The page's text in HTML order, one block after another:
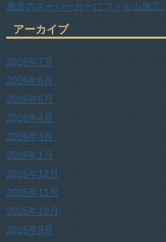
農道のスーパーカーにフィルム施工。
アーカイブ
2026年7月
2026年6月
2026年5月
2026年4月
2026年3月
2026年1月
2025年12月
2025年11月
2025年10月
2025年9月